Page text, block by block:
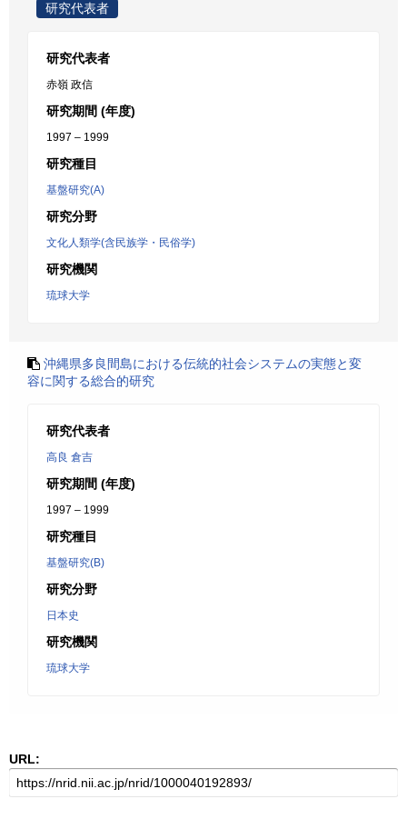
研究代表者
研究代表者
赤嶺 政信
研究期間 (年度)
1997 – 1999
研究種目
基盤研究(A)
研究分野
文化人類学(含民族学・民俗学)
研究機関
琉球大学
沖縄県多良間島における伝統的社会システムの実態と変
容に関する総合的研究
研究代表者
高良 倉吉
研究期間 (年度)
1997 – 1999
研究種目
基盤研究(B)
研究分野
日本史
研究機関
琉球大学
URL: